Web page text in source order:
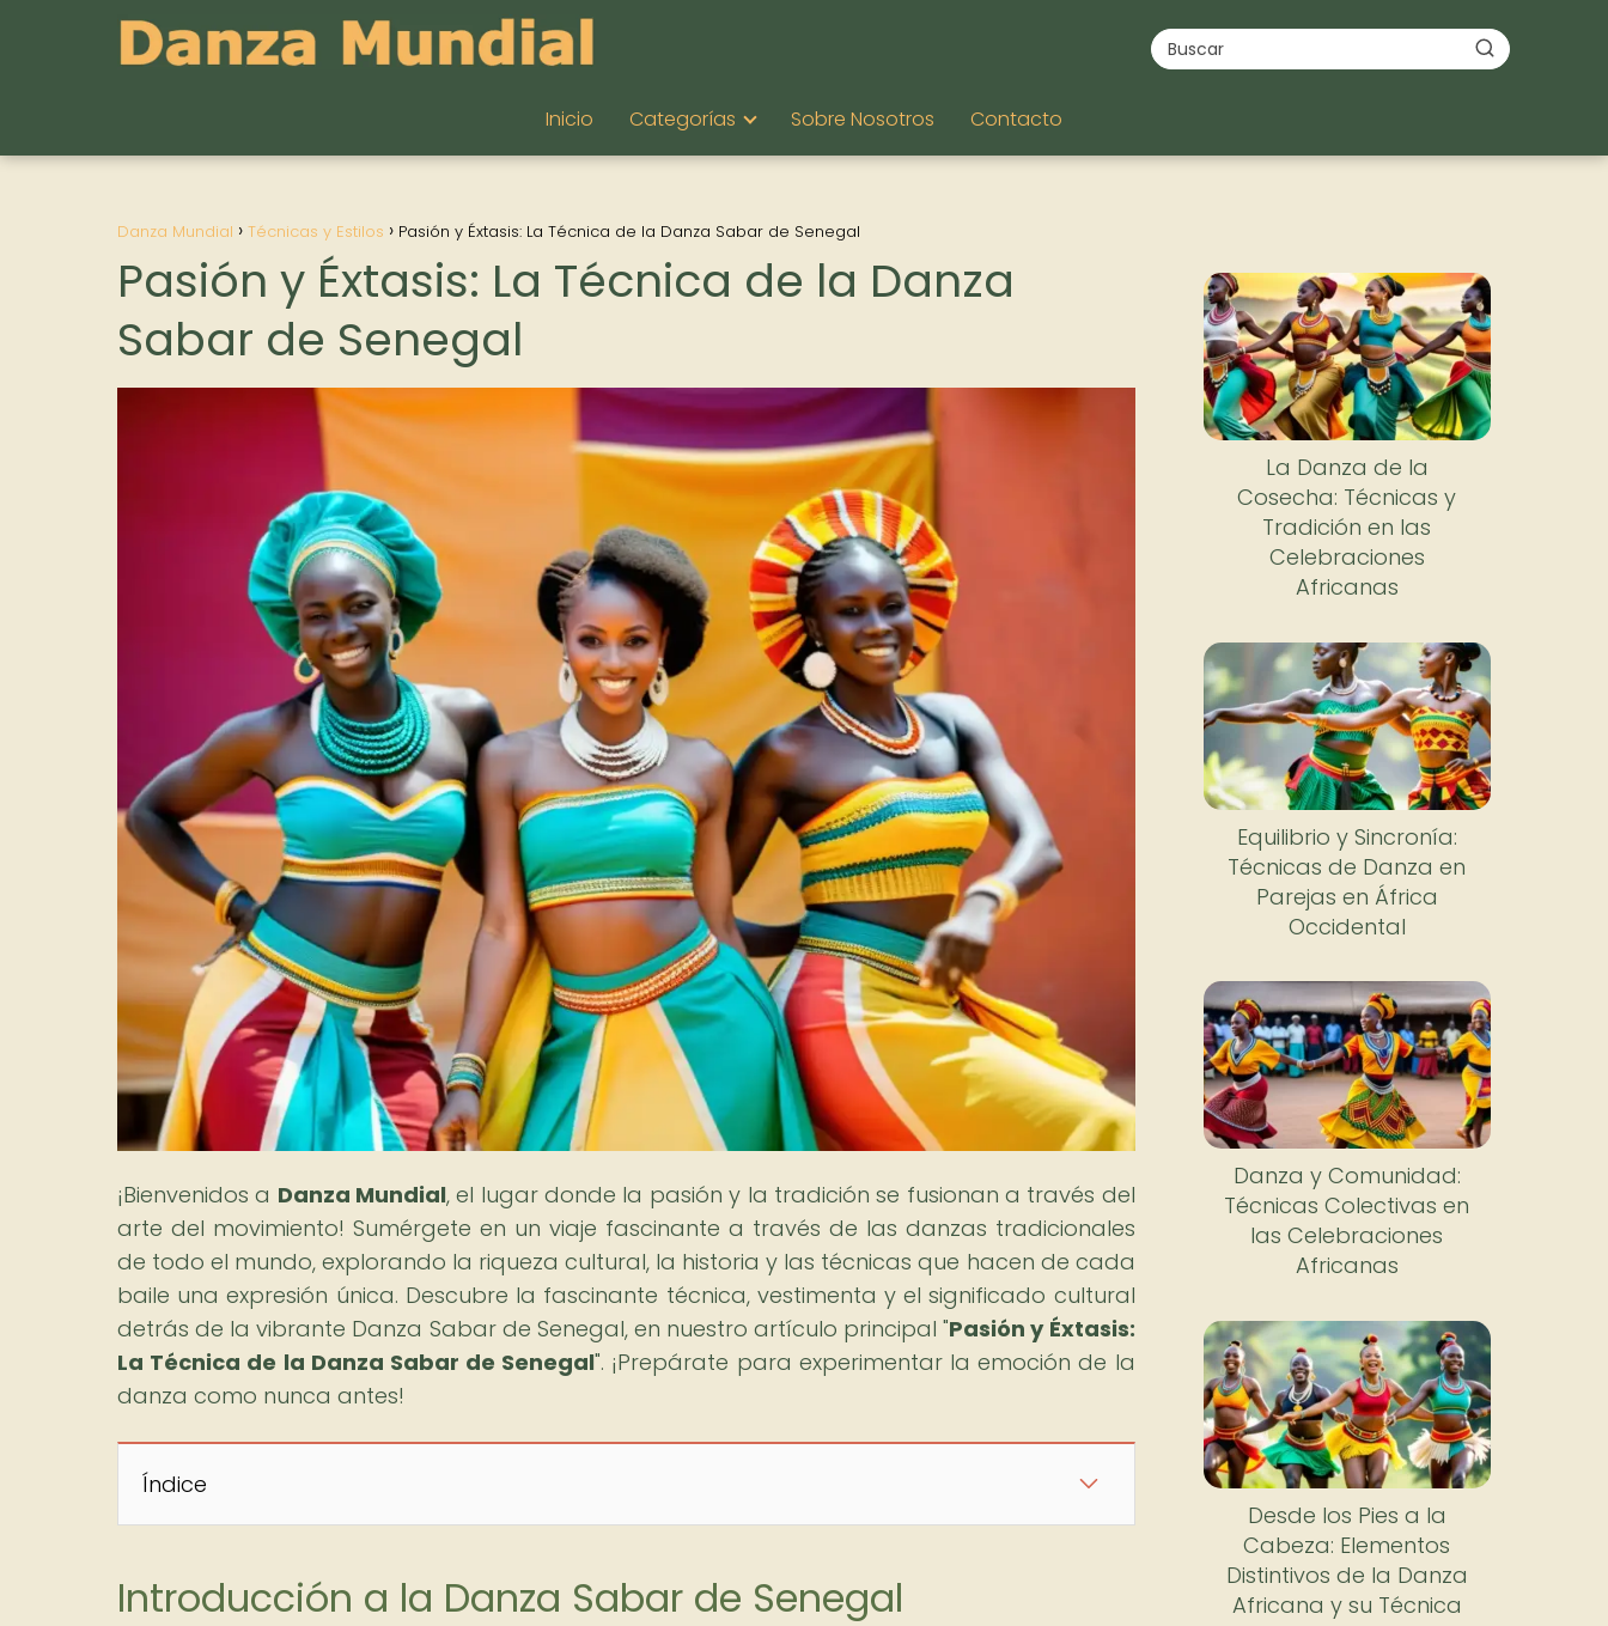
Inicio Categorías Sobre Nosotros Contacto
Danza Mundial Técnicas y Estilos Pasión y Éxtasis: La Técnica de la Danza Sabar de Senegal
Pasión y Éxtasis: La Técnica de la Danza
Sabar de Senegal
¡Bienvenidos a Danza Mundial, el lugar donde la pasión y la tradición se fusionan a través del
arte del movimiento! Sumérgete en un viaje fascinante a través de las danzas tradicionales
de todo el mundo, explorando la riqueza cultural, la historia y las técnicas que hacen de cada
baile una expresión única. Descubre la fascinante técnica, vestimenta y el significado cultural
detrás de la vibrante Danza Sabar de Senegal, en nuestro artículo principal "Pasión y Éxtasis:
La Técnica de la Danza Sabar de Senegal". ¡Prepárate para experimentar la emoción de la
danza como nunca antes!
Índice
Introducción a la Danza Sabar de Senegal
La Danza de la
Cosecha: Técnicas y
Tradición en las
Celebraciones
Africanas
Equilibrio y Sincronía:
Técnicas de Danza en
Parejas en África
Occidental
Danza y Comunidad:
Técnicas Colectivas en
las Celebraciones
Africanas
Desde los Pies a la
Cabeza: Elementos
Distintivos de la Danza
Africana y su Técnica